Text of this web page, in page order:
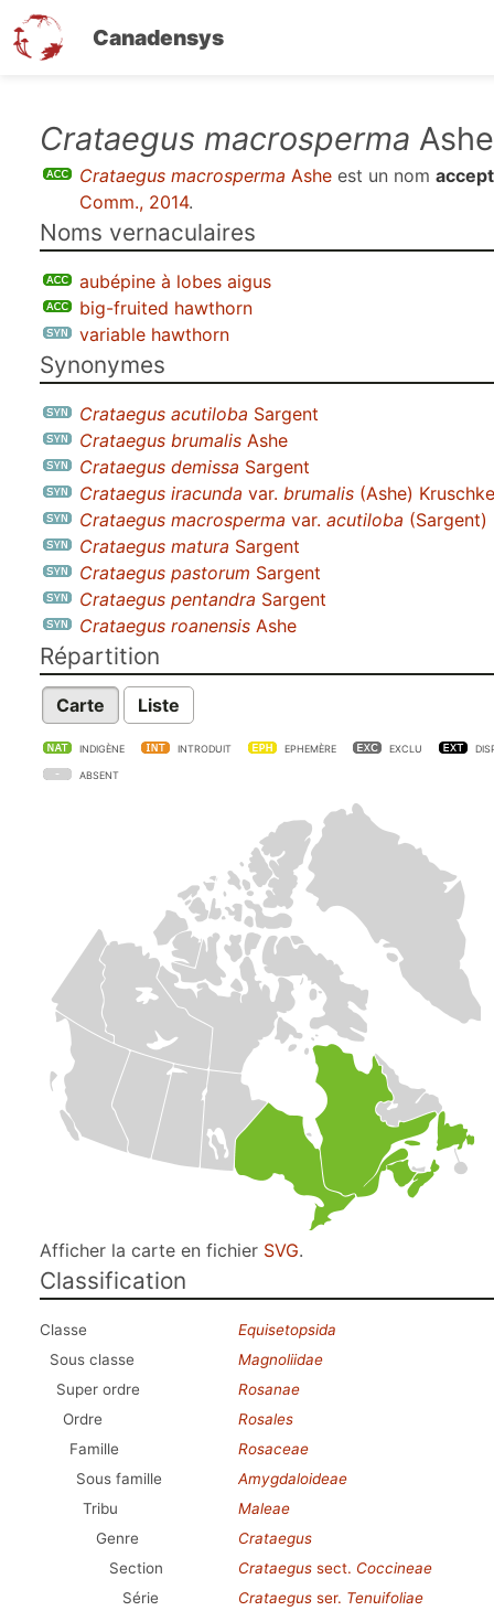
Canadensys
contenu
Crataegus macrosperma Ashe
Crataegus macrosperma Ashe est un nom
Comm., 2014.
Noms vernaculaires
aubépine à lobes aigus
big-fruited hawthorn
variable hawthorn
Synonymes
Crataegus acutiloba Sargent
Crataegus brumalis Ashe
Crataegus demissa Sargent
Crataegus iracunda var. brumalis (Ashe) Kruschke
Crataegus macrosperma var. acutiloba (Sargent)
Crataegus matura Sargent
Crataegus pastorum Sargent
Crataegus pentandra Sargent
Crataegus roanensis Ashe
Répartition
Carte Liste
INDIGÈNE INTRODUIT EPHEMÈRE EXCLU
ABSENT
Afficher la carte en fichier SVG.
Classification
Classe
Equisetopsida
Sous classe
Magnoliidae
Super ordre
Rosanae
Ordre
Rosales
Famille
Rosaceae
Sous famille
Amygdaloideae
Tribu
Maleae
Genre
Crataegus
Section
Crataegus sect. Coccineae
Série
Crataegus ser. Tenuifoliae